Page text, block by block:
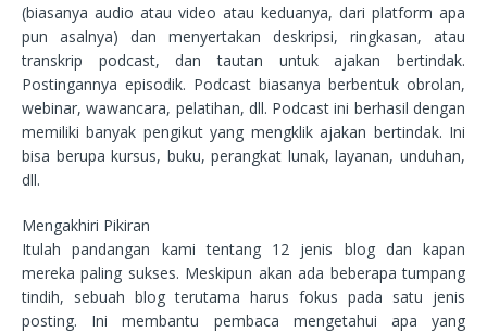
(biasanya audio atau video atau keduanya, dari platform apa
pun asalnya) dan menyertakan deskripsi, ringkasan, atau
transkrip podcast, dan tautan untuk ajakan bertindak.
Postingannya episodik. Podcast biasanya berbentuk obrolan,
webinar, wawancara, pelatihan, dll. Podcast ini berhasil dengan
memiliki banyak pengikut yang mengklik ajakan bertindak. Ini
bisa berupa kursus, buku, perangkat lunak, layanan, unduhan,
dll.
Mengakhiri Pikiran
Itulah pandangan kami tentang 12 jenis blog dan kapan
mereka paling sukses. Meskipun akan ada beberapa tumpang
tindih, sebuah blog terutama harus fokus pada satu jenis
posting. Ini membantu pembaca mengetahui apa yang